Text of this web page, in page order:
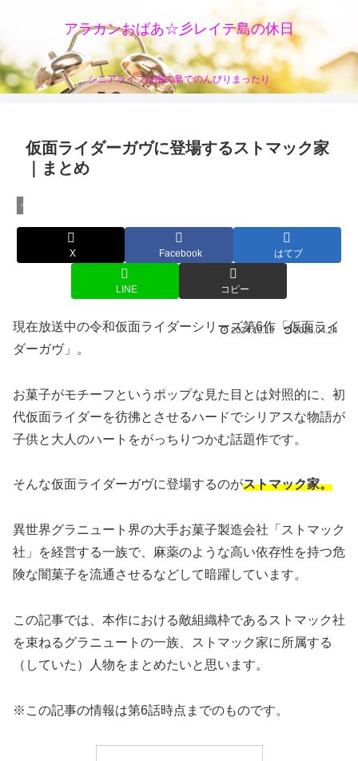
アラカンおばあ☆彡レイテ島の休日
シニアライフは南の島でのんびりまったり
仮面ライダーガヴに登場するストマック家
｜まとめ
キャラネタ
X Facebook はてブ
LINE コピー
2024.10.19 2025.04.24
現在放送中の令和仮面ライダーシリーズ第6作「仮面ライ
ダーガヴ」。
お菓子がモチーフというポップな見た目とは対照的に、初
代仮面ライダーを彷彿とさせるハードでシリアスな物語が
子供と大人のハートをがっちりつかむ話題作です。
そんな仮面ライダーガヴに登場するのがストマック家。
異世界グラニュート界の大手お菓子製造会社「ストマック
社」を経営する一族で、麻薬のような高い依存性を持つ危
険な闇菓子を流通させるなどして暗躍しています。
この記事では、本作における敵組織枠であるストマック社
を束ねるグラニュートの一族、ストマック家に所属する
（していた）人物をまとめたいと思います。
※この記事の情報は第6話時点までのものです。